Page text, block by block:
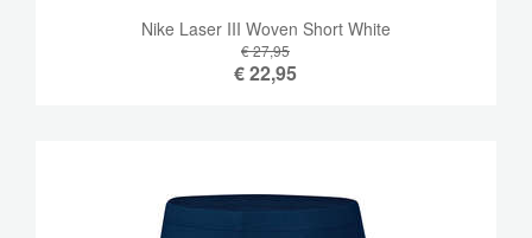
Nike Laser III Woven Short White
€ 27,95
€22,95